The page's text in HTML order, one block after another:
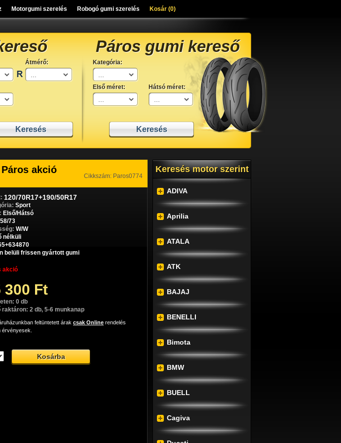
Motorgumi szerelés Robogó gumi szerelés Kosár (0)
Átmérő:
Páros gumi kereső
Kategória:
Első méret: Hátsó méret:
Cikkszám: Paros0774
akció
120/70R17+190/50R17
Sport
Első/Hátsó
58/73
W/W
nélküli
belüli frissen gyártott gumi
akció
300 Ft
0 db
raktáron: 2 db, 5-6 munkanap
feltüntetett árak csak Online rendelés
érvényesek.
Keresés motor szerint
ADIVA
Aprilia
ATALA
ATK
BAJAJ
BENELLI
Bimota
BMW
BUELL
Cagiva